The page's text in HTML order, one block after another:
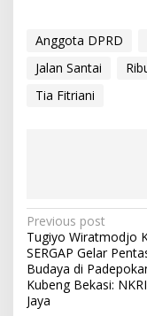
Anggota DPRD
Jalan Santai
Tia Fitriani
P
o
s
t
Previous post
Tugiyo Wiratmodjo
SERGAP Gelar
Budaya di
Kubeng Bekasi:
Jaya